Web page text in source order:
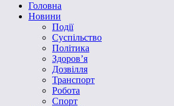
Головна
Новини
Події
Суспільство
Політика
Здоров’я
Дозвілля
Транспорт
Робота
Спорт